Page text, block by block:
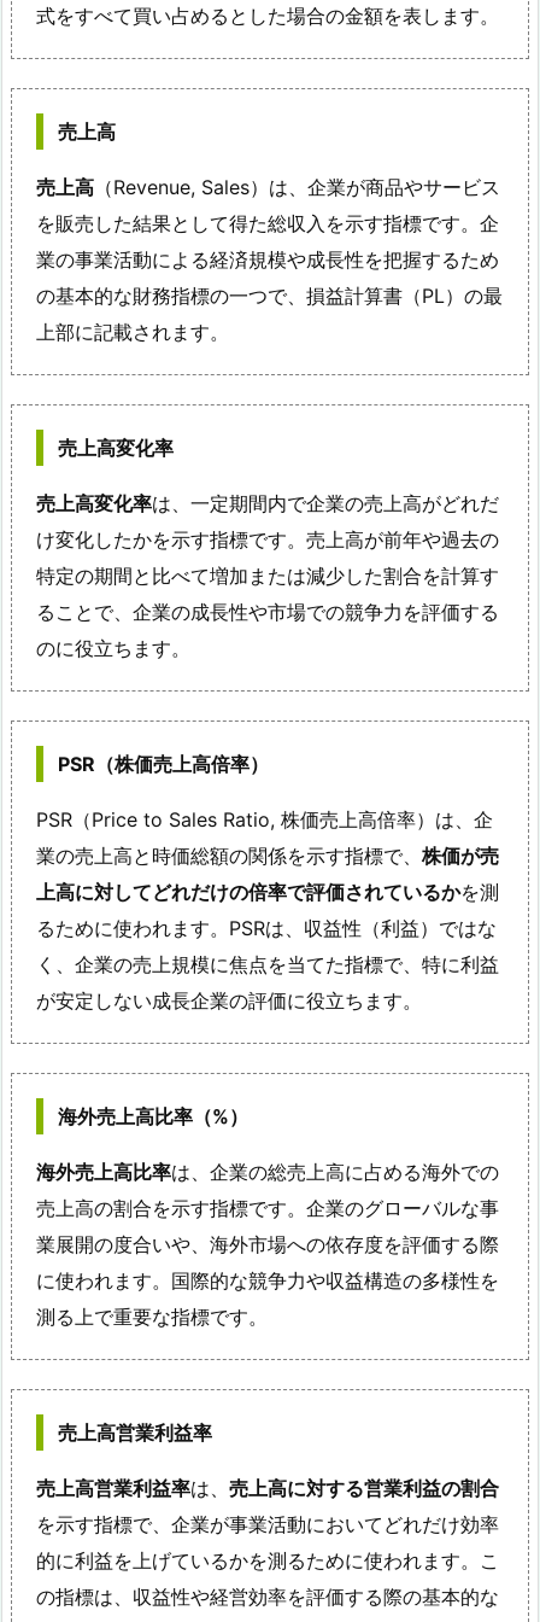
式をすべて買い占めるとした場合の金額を表します。
売上高
売上高 （Revenue, Sales）は、企業が商品やサービス
を販売した結果として得た総収入を示す指標です。企
業の事業活動による経済規模や成長性を把握するため
の基本的な財務指標の一つで、損益計算書（PL）の最
上部に記載されます。
売上高変化率
売上高変化率は、一定期間内で企業の売上高がどれだ
け変化したかを示す指標です。売上高が前年や過去の
特定の期間と比べて増加または減少した割合を計算す
ることで、企業の成長性や市場での競争力を評価する
のに役立ちます。
PSR（株価売上高倍率）
PSR（Price to Sales Ratio, 株価売上高倍率）は、企
業の売上高と時価総額の関係を示す指標で、 株価が売
上高に対してどれだけの倍率で評価されているかを測
るために使われます。PSRは、収益性（利益）ではな
く、企業の売上規模に焦点を当てた指標で、特に利益
が安定しない成長企業の評価に役立ちます。
海外売上高比率（%）
海外売上高比率は、企業の総売上高に占める海外での
売上高の割合を示す指標です。企業のグローバルな事
業展開の度合いや、海外市場への依存度を評価する際
に使われます。国際的な競争力や収益構造の多様性を
測る上で重要な指標です。
売上高営業利益率
売上高営業利益率は、 売上高に対する営業利益の割合
を示す指標で、企業が事業活動においてどれだけ効率
的に利益を上げているかを測るために使われます。こ
の指標は、収益性や経営効率を評価する際の基本的な